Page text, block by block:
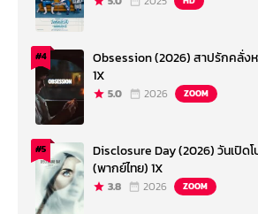
#4
Obsession (2026) สาปรักคลั่ง
1X
5.0 2026 ZOOM
#5
Disclosure Day (2026) วันเปิดโ
(พากย์ไทย) 1X
3.8 2026 ZOOM